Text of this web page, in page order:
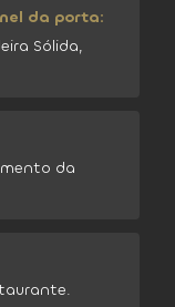
da porta:
Sólida,
da